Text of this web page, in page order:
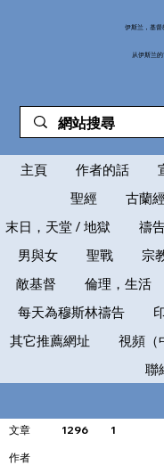
伊斯兰，基督
从伊斯兰
主頁 作者的話
聖經
古蘭經
末日，天堂 / 地獄
禱
男與女
聖戰 宗
敵基督
倫理，生活
每天為穆斯林禱告
其它推薦網址
視頻（
聯
文章 1296 1
​作者